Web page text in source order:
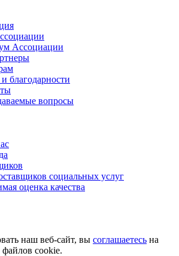
Ассоциации
благодарности
вопросы
социальных услуг
оценка качества
наш веб-сайт, вы соглашаетесь на
cookie.